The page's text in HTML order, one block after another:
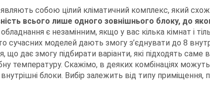
являють собою цілий кліматичний комплекс, який
всього лише одного зовнішнього блоку, до
є незамінним, якщо у вас кілька кімнат і
сучасних моделей дають змогу з’єднувати до 8
що дає змогу підбирати варіанти, які підходять саме
температуру. Скажімо, в деяких комбінаціях
внутрішні блоки. Вибір залежить від типу приміщення,